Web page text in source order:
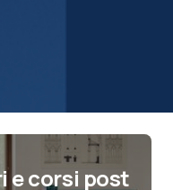
e corsi post